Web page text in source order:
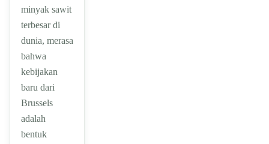
minyak sawit
terbesar di
dunia, merasa
bahwa
kebijakan
baru dari
Brussels
adalah
bentuk